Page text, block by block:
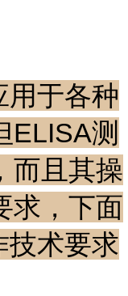
用于各种
ELISA测
而且其操
求，下面
技术要求